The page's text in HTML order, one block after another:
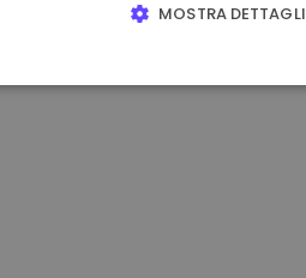
MOSTRA DETTAGLI